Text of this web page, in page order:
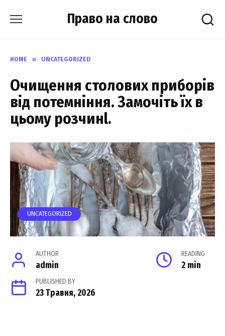
Право на слово
HOME » UNCATEGORIZED
Очищення столових приборів
від потемніння. Замочіть їх в
цьому розчинl.
UNCATEGORIZED
AUTHOR
admin
READING
2 min
PUBLISHED BY
23 Травня, 2026